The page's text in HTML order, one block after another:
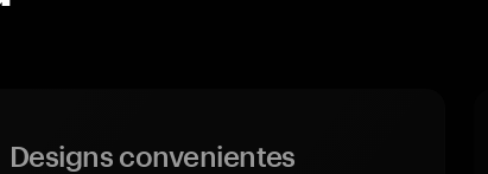
Designs convenientes